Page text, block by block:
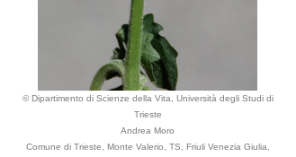
© Dipartimento di Scienze della Vita, Università degli Studi di
Trieste
Andrea Moro
Comune di Trieste, Monte Valerio, TS, Friuli Venezia Giulia,